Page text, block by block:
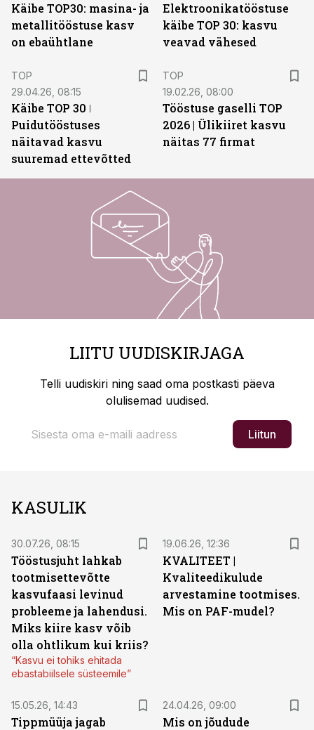
Käibe TOP30: masina- ja
metallitööstuse kasv
on ebaühtlane
Elektroonikatööstuse
käibe TOP 30: kasvu
veavad vähesed
TOP
29.04.26, 08:15
Käibe TOP 30 ǀ
Puidutööstuses
näitavad kasvu
suuremad ettevõtted
TOP
19.02.26, 08:00
Tööstuse gaselli TOP
2026 | Ülikiiret kasvu
näitas 77 firmat
LIITU UUDISKIRJAGA
Telli uudiskiri ning saad oma postkasti päeva
olulisemad uudised.
Liitun
KASULIK
30.07.26, 08:15
Tööstusjuht lahkab
tootmisettevõtte
kasvufaasi levinud
probleeme ja lahendusi.
Miks kiire kasv võib
olla ohtlikum kui kriis?
“Kasvu ei tohiks ehitada
ebastabiilsele süsteemile”
19.06.26, 12:36
KVALITEET |
Kvaliteedikulude
arvestamine tootmises.
Mis on PAF-mudel?
15.05.26, 14:43
Tippmüüja jagab
24.04.26, 09:00
Mis on jõudude